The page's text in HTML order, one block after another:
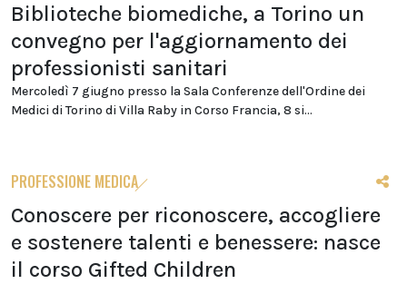
Biblioteche biomediche, a Torino un
convegno per l'aggiornamento dei
professionisti sanitari
Mercoledì 7 giugno presso la Sala Conferenze dell'Ordine dei
Medici di Torino di Villa Raby in Corso Francia, 8 si...
PROFESSIONE MEDICA
Conoscere per riconoscere, accogliere
e sostenere talenti e benessere: nasce
il corso Gifted Children